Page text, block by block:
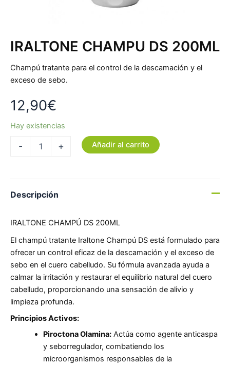
IRALTONE CHAMPU DS 200ML
Champú tratante para el control de la descamación y el
exceso de sebo.
12,90€
Hay existencias
- + Añadir al carrito
Descripción
IRALTONE CHAMPÚ DS 200ML
El champú tratante Iraltone Champú DS está formulado para
ofrecer un control eficaz de la descamación y el exceso de
sebo en el cuero cabelludo. Su fórmula avanzada ayuda a
calmar la irritación y restaurar el equilibrio natural del cuero
cabelludo, proporcionando una sensación de alivio y
limpieza profunda.
Principios Activos:
Piroctona Olamina:Actúa como agente anticaspa
y seborregulador, combatiendo los
microorganismos responsables de la